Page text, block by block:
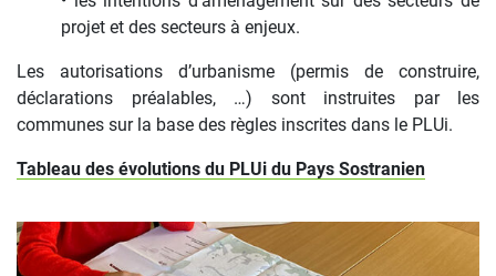
projet et des secteurs à enjeux.
Les autorisations d’urbanisme (permis de construire,
déclarations préalables, …) sont instruites par les
communes sur la base des règles inscrites dans le PLUi.
Tableau des évolutions du PLUi du Pays Sostranien